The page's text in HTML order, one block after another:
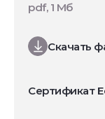
Скачать
pdf, 1 Мб
Сертификат